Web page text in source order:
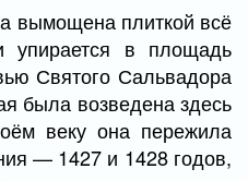
вымощена плиткой всё
упирается в площадь
Святого Сальвадора
была возведена здесь
веку она пережила
— 1427 и 1428 годов,